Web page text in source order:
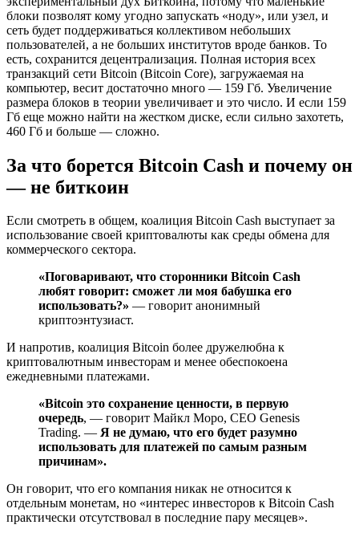
блоки позволят кому угодно запускать «ноду», или узел, и
сеть будет поддерживаться коллективом небольших
пользователей, а не больших институтов вроде банков. То
есть, сохранится децентрализация. Полная история всех
транзакций сети Bitcoin (Bitcoin Core), загружаемая на
компьютер, весит достаточно много — 159 Гб. Увеличение
размера блоков в теории увеличивает и это число. И если 159
Гб еще можно найти на жестком диске, если сильно захотеть,
460 Гб и больше — сложно.
За что борется Bitcoin Cash и почему он
— не биткоин
Если смотреть в общем, коалиция Bitcoin Cash выступает за
использование своей криптовалюты как среды обмена для
коммерческого сектора.
«Поговаривают, что сторонники Bitcoin Cash
любят говорит: сможет ли моя бабушка его
использовать?» — говорит анонимный
криптоэнтузиаст.
И напротив, коалиция Bitcoin более дружелюбна к
криптовалютным инвесторам и менее обеспокоена
ежедневными платежами.
«Bitcoin это сохранение ценности, в первую
очередь, — говорит Майкл Моро, CEO Genesis
Trading. — Я не думаю, что его будет разумно
использовать для платежей по самым разным
причинам».
Он говорит, что его компания никак не относится к
отдельным монетам, но «интерес инвесторов к Bitcoin Cash
практически отсутствовал в последние пару месяцев».